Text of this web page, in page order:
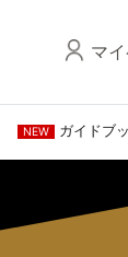
マ
NEW ガイドブ